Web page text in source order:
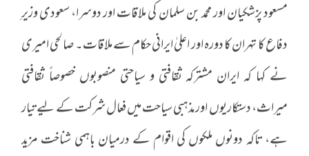
مسعود پزشکیان اور محمد بن سلمان کی ملاقات اور دوسرا، سعودی وزیرِ
دفاع کا تہران کا دورہ اور اعلیٰ ایرانی حکام سے ملاقات۔ صالحی‌ امیری
نے کہا کہ ایران مشترکہ ثقافتی و سیاحتی منصوبوں خصوصاً ثقافتی
میراث، دستکاریوں اور مذہبی سیاحت میں فعال شرکت کے لیے تیار
ہے، تاکہ دونوں ملکوں کی اقوام کے درمیان باہمی شناخت مزید